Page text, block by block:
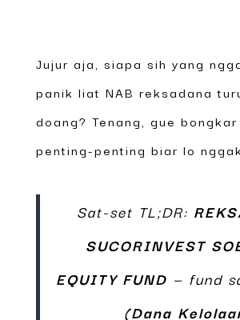
Jujur aja, siapa sih yang
panik liat NAB reksadana
doang? Tenang, gue bongkar
penting-penting biar lo
Sat-set TL;DR:
SUCORINVEST
EQUITY FUND — fund
(Dana